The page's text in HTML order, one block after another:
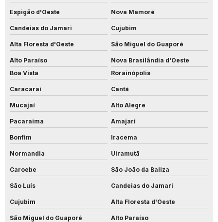
Espigão d'Oeste Nova Mamoré
Candeias do Jamari Cujubim
Alta Floresta d'Oeste São Miguel do Guaporé
Alto Paraíso
Nova Brasilândia d'Oeste
Boa Vista
Rorainópolis
Caracaraí Cantá
Mucajaí Alto Alegre
Pacaraima Amajari
Bonfim Iracema
Normandia Uiramutã
Caroebe São João da Baliza
São Luís Candeias do Jamari
Cujubim Alta Floresta d'Oeste
São Miguel do Guaporé Alto Paraíso